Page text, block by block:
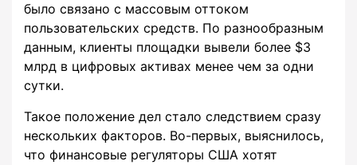
было связано с массовым оттоком
пользовательских средств. По разнообразным
данным, клиенты площадки вывели более $3
млрд в цифровых активах менее чем за одни
сутки.
Такое положение дел стало следствием сразу
нескольких факторов. Во-первых, выяснилось,
что финансовые регуляторы США хотят